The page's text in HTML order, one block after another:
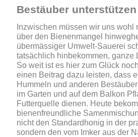
Bestäuber unterstützen
Inzwischen müssen wir uns
über den Bienenmangel
übermässiger Umwelt-Sauerei
tatsächlich hinbekommen, ganze
So weit ist es hier zum Glück
einen Beitrag dazu leisten, dass
Hummeln und anderen
im Garten und auf dem Balkon
Futterquelle dienen. Heute
bienenfreundliche
nicht den Standardhonig in der
sondern den vom Imker aus der